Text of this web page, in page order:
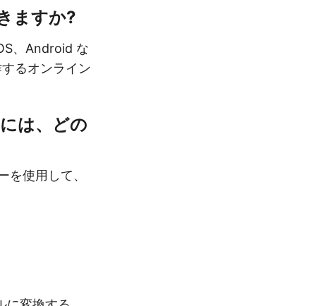
ますか?
、Android な
るオンライン
は、どの
使用して、